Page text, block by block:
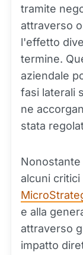
tramite
attraverso
l'effetto
termine.
aziendale
fasi laterali
ne
stata
Nonostante
alcuni
e alla
attraverso
impatto